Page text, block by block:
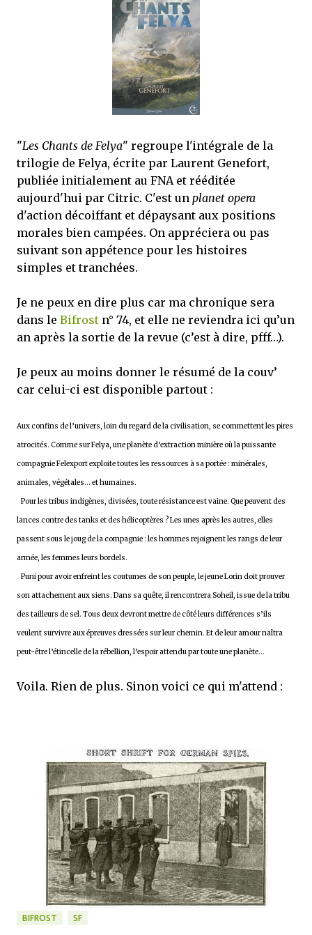
que Thomas connaissait et appréciait Olivier. Marlowe découvre une ville qu’il
ne connaissait pas, habitée par la méfiance, la peur et le rigorisme de la Ligue,
une ville pleine de mystères et de vieilles rancœurs. La Dame d...
"Les Chants de Felya" regroupe l'intégrale de la
trilogie de Felya, écrite par Laurent Genefort,
publiée initialement au FNA et rééditée
aujourd'hui par Citric. C'est un planet opera
d'action décoiffant et dépaysant aux positions
morales bien campées. On appréciera ou pas
suivant son appétence pour les histoires
simples et tranchées.
Je ne peux en dire plus car ma chronique sera
dans le Bifrost n° 74, et elle ne reviendra ici qu’un
an après la sortie de la revue (c’est à dire, pfff…).
Je peux au moins donner le résumé de la couv’
car celui-ci est disponible partout :
Aux confins de l’univers, loin du regard de la civilisation, se commettent les pires
atrocités. Comme sur Felya, une planète d’extraction minière où la puissante
compagnie Felexport exploite toutes les ressources à sa portée : minérales,
animales, végétales… et humaines.
Pour les tribus indigènes, divisées, toute résistance est vaine. Que peuvent des
lances contre des tanks et des hélicoptères ? Les unes après les autres, elles
passent sous le joug de la compagnie : les hommes rejoignent les rangs de leur
armée, les femmes leurs bordels.
Puni pour avoir enfreint les coutumes de son peuple, le jeune Lorin doit prouver
son attachement aux siens. Dans sa quête, il rencontrera Soheil, issue de la tribu
des tailleurs de sel. Tous deux devront mettre de côté leurs différences s’ils
veulent survivre aux épreuves dressées sur leur chemin. Et de leur amour naîtra
peut-être l’étincelle de la rébellion, l’espoir attendu par toute une planète...
Voila. Rien de plus. Sinon voici ce qui m'attend :
BIFROST SF